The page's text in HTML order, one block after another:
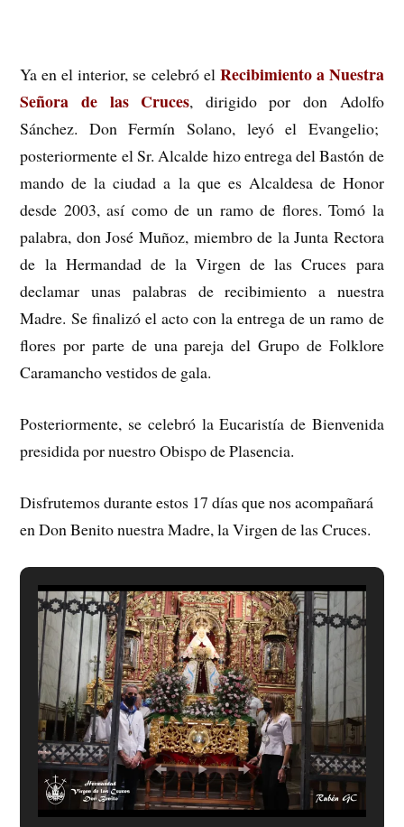
Ya en el interior, se celebró el Recibimiento a Nuestra
Señora de las Cruces, dirigido por don Adolfo
Sánchez. Don Fermín Solano, leyó el Evangelio;
posteriormente el Sr. Alcalde hizo entrega del Bastón de
mando de la ciudad a la que es Alcaldesa de Honor
desde 2003, así como de un ramo de flores. Tomó la
palabra, don José Muñoz, miembro de la Junta Rectora
de la Hermandad de la Virgen de las Cruces para
declamar unas palabras de recibimiento a nuestra
Madre. Se finalizó el acto con la entrega de un ramo de
flores por parte de una pareja del Grupo de Folklore
Caramancho vestidos de gala.
Posteriormente, se celebró la Eucaristía de Bienvenida
presidida por nuestro Obispo de Plasencia.
Disfrutemos durante estos 17 días que nos acompañará
en Don Benito nuestra Madre, la Virgen de las Cruces.